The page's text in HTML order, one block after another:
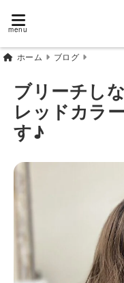
menu
ホーム ブログ
ブリーチし
レッドカラ
す♪